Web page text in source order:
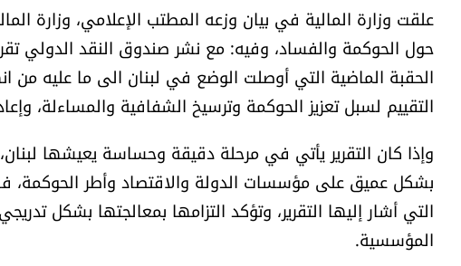
علقت وزارة المالية في بيان وزعه المطتب الإعلامي، وزارة
حول الحوكمة والفساد، وفيه: مع نشر صندوق النقد الدولي
الحقبة الماضية التي أوصلت الوضع في لبنان الى ما عليه من
التقييم لسبل تعزيز الحوكمة وترسيخ الشفافية والمساءلة،
وإذا كان التقرير يأتي في مرحلة دقيقة وحساسة يعيشها
بشكل عميق على مؤسسات الدولة والاقتصاد وأطر الحوكمة،
التي أشار إليها التقرير، وتؤكد التزامها بمعالجتها بشكل
المؤسسية.